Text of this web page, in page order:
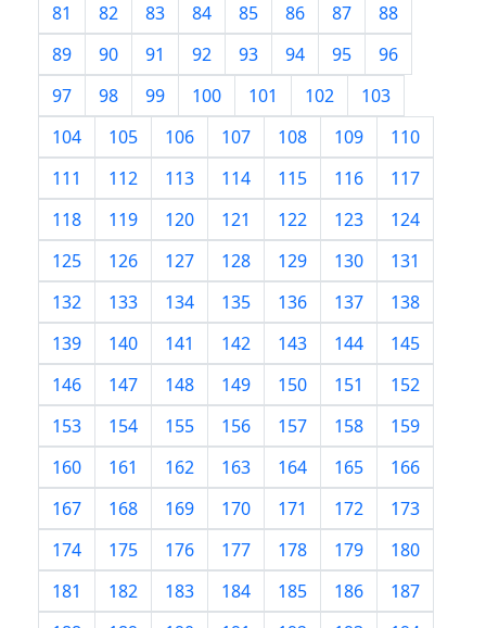
81
82 83 84 85 86 87
88
89
90 91 92 93 94 95
96
97
98 99 100 101 102
103
104
105 106 107 108 109
110
111
112 113 114 115 116
117
118
119 120 121 122 123
124
125
126 127 128 129 130
131
132
133 134 135 136 137
138
139
140 141 142 143 144
145
146
147 148 149 150 151
152
153
154 155 156 157 158
159
160
161 162 163 164 165
166
167
168 169 170 171 172
173
174
175 176 177 178 179
180
181
182 183 184 185 186
187